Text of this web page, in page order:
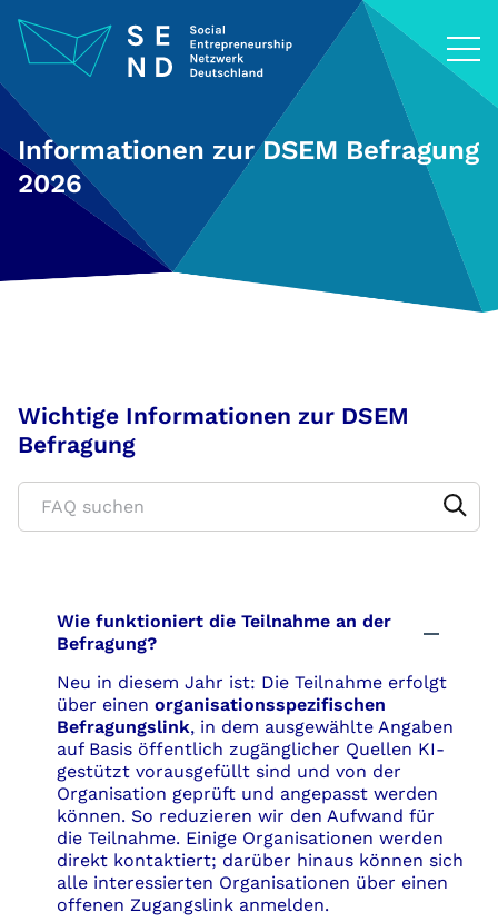
Inhalt
springen
Informationen zur DSEM Befragung
2026
Wichtige Informationen zur DSEM
Befragung
Search through FAQ items. Results will update as you
Wie funktioniert die Teilnahme an der
Befragung?
Neu in diesem Jahr ist: Die Teilnahme erfolgt
über einen organisationsspezifischen
Befragungslink, in dem ausgewählte Angaben
auf Basis öffentlich zugänglicher Quellen KI-
gestützt vorausgefüllt sind und von der
Organisation geprüft und angepasst werden
können. So reduzieren wir den Aufwand für
die Teilnahme. Einige Organisationen werden
direkt kontaktiert; darüber hinaus können sich
alle interessierten Organisationen über einen
offenen Zugangslink anmelden.